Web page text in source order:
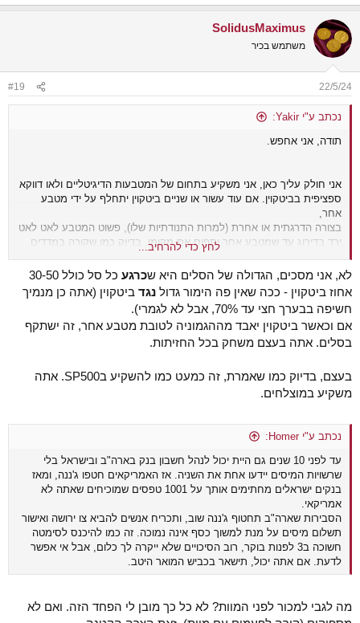
SolidusMaximus
משתמש בכיר
22/5/24
#19
נכתב ע"י Yakir:
תודה, אני אחפש.
אני חולק עליך כאן, אני משקיע בתחום של המטבעות הדיגיטליים ולאו דווקא
ספציפית בביטקוין. אם עוד עשור או שניים ביטקוין יתחלף על ידי מטבע
אחר,
בצורה הדרגתית או אחרת (למרות התנודתיות שלו), פשוט המטבע לאט לאט
ירד בדירוג עד שמטבע אחר יתפוס את מקומו, בדיוק כמו שקורה במדדים
לחץ כדי להרחיב...
לא, אני מסכים, הגדולה של הסלים היא שכרגע
כל סל כולל 30-50
אחוז ביטקוין - ככה שאין פה הימור גדול נגד ביטקוין (אתה כן מנמיך
חשיפה בבערך חצי עד 70%, אבל לא לגמרי).
אם וכאשר ביטקוין יאבד מההגמוניה לטובת מטבע אחר, זה ישתקף
בסלים. אתה בעצם משחק בכל החזיתות.
בעצם, בדיוק כמו שאמרת, זה כמעט כמו להשקיע בSP500. אתה
משקיע במוצלחים.
נכתב ע"י Homer:
עד לפני 10 שנים גם היית יכול לנהל חשבון בנק בארה"ב ובישראל בלי
שרשויות המיסים יידעו אחת את השניה. אז האמריקאים חטפו ג'ננה, ומאז
בנקים ישראלים מחתימים אותך על 1001 טפסים שמוכיחים שאתה לא
אמריקאי.
הסבירות שארה"ב תחטוף ג'ננה שוב, ותכריח אנשים להביא צו ירושה ואישור
תשלום מיסים על מנת למשוך כסף אינה נמוכה. זה כמו להיכנס לסימטה
חשוכה ב3 לפנות בוקר, רוב הסיכויים שלא ייקרה לך כלום, אבל אי אפשר
לדעת. אם אתה יכול, תישאר בכביש המואר היטב.
מה לגבי למכור לפני המוות? לא כל כך מובן לי הפחד הזה. ואם לא